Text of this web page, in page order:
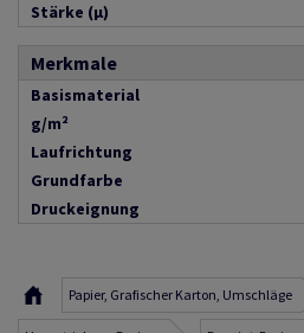
Stärke (µ)
Merkmale
Basismaterial
g/m²
Laufrichtung
Grundfarbe
Druckeignung
Papier, Grafischer Karton, Umschläge